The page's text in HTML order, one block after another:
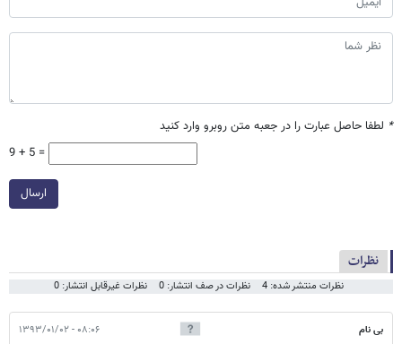
* لطفا حاصل عبارت را در جعبه متن روبرو وارد کنید
9 + 5 =
ارسال
نظرات
نظرات منتشر شده: 4 نظرات در صف انتشار: 0 نظرات غیرقابل انتشار: 0
بی نام ۰۸:۰۶ - ۱۳۹۳/۰۱/۰۲